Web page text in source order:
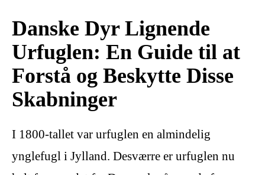
Danske Dyr Lignende
Urfuglen: En Guide til at
Forstå og Beskytte Disse
Skabninger
I 1800-tallet var urfuglen en almindelig
ynglefugl i Jylland. Desværre er urfuglen nu